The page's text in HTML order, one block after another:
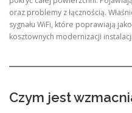
oraz problemy z łącznością.
sygnału WiFi, które poprawiają
kosztownych modernizacji
Czym jest